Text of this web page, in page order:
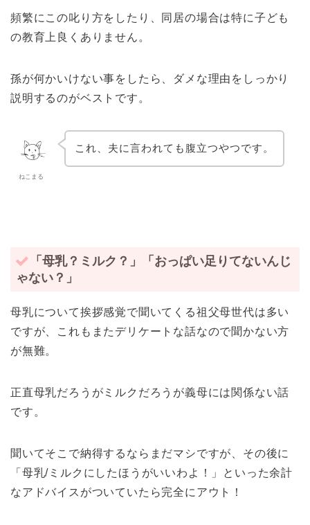
頻繁にこの叱り方をしたり、同居の場合は特に子ども
の教育上良くありません。
孫が何かいけない事をしたら、ダメな理由をしっかり
説明するのがベストです。
ねこまる
これ、夫に言われても腹立つやつです。
「母乳？ミルク？」「おっぱい足りてないんじ
ゃない？」
母乳について挨拶感覚で聞いてくる祖父母世代は多い
ですが、これもまたデリケートな話なので聞かない方
が無難。
正直母乳だろうがミルクだろうが義母には関係ない話
です。
聞いてそこで納得するならまだマシですが、その後に
「母乳/ミルクにしたほうがいいわよ！」といった余計
なアドバイスがついていたら完全にアウト！